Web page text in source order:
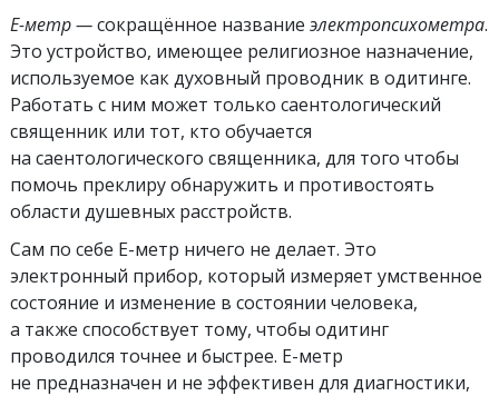
Е-метр —сокращённое название электропсихометра.
Это устройство, имеющее религиозное назначение,
используемое как духовный проводник в одитинге.
Работать с ним может только саентологический
священник или тот, кто обучается
на саентологического священника, для того чтобы
помочь преклиру обнаружить и противостоять
области душевных расстройств.
Сам по себе Е-метр ничего не делает. Это
электронный прибор, который измеряет умственное
состояние и изменение в состоянии человека,
а также способствует тому, чтобы одитинг
проводился точнее и быстрее. Е-метр
не предназначен и не эффективен для диагностики,